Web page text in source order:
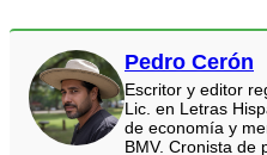
Pedro Cerón
Escritor y editor
Lic. en Letras
de economía y
BMV. Cronista de